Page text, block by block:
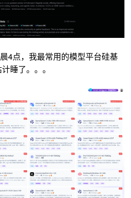
4点，我最常用的模型平台硅基
睡了。。。